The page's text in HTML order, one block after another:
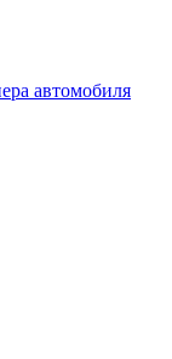
автомобиля